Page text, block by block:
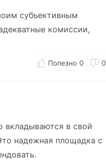
субъективным
комиссии,
0 0
вкладываются в свой
надежная площадка с